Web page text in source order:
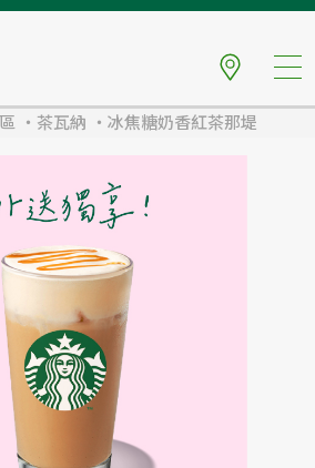
茶瓦納 冰焦糖奶香紅茶那堤